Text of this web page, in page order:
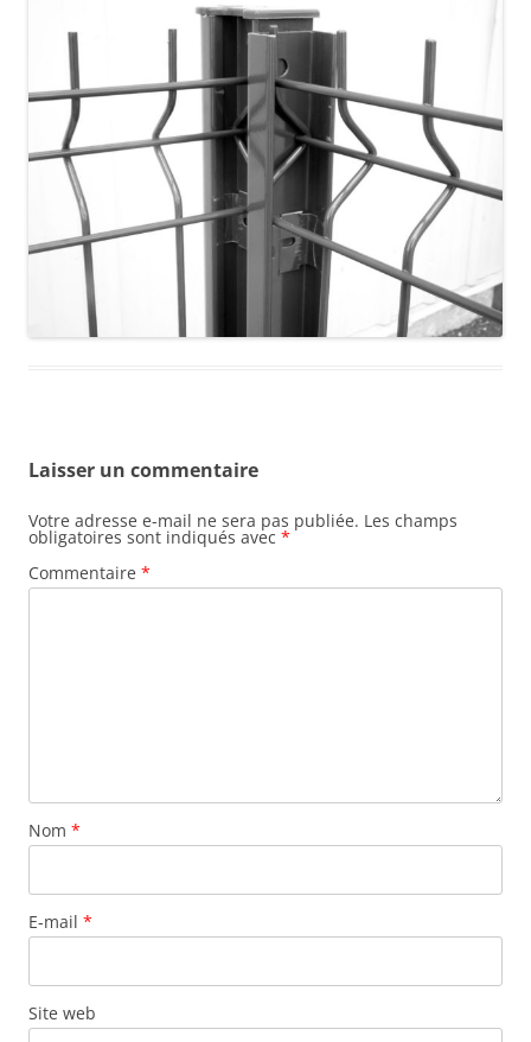
Laisser un commentaire
Votre adresse e-mail ne sera pas publiée. Les champs
obligatoires sont indiqués avec *
Commentaire *
Nom *
E-mail *
Site web